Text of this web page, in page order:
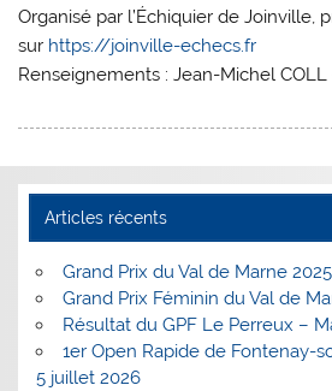
Organisé par l’Échiquier de Joinville,
sur https://joinville-echecs.fr
Renseignements : Jean-Michel COLL
Articles récents
Grand Prix du Val de Marne
Grand Prix Féminin du Val de
Résultat du GPF Le Perreux –
1er Open Rapide de Fontenay-
5 juillet 2026